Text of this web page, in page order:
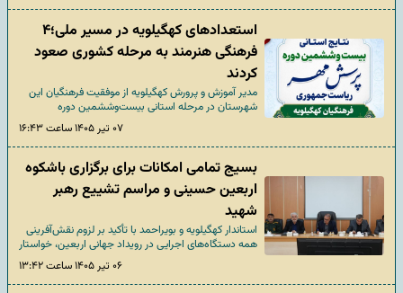
استعدادهای کهگیلویه در مسیر ملی؛۴
فرهنگی هنرمند به مرحله کشوری صعود
کردند
مدیر آموزش و پرورش کهگیلویه از موفقیت فرهنگیان این
شهرستان در مرحله استانی بیست‌وششمین دوره
مسابقات «پرسش مهر ریاست‌جمهوری» و راهیابی چهار
نفر از آنان به مرحله کشوری خبر داد.
۰۷ تیر ۱۴۰۵ ساعت ۱۶:۴۳
بسیج تمامی امکانات برای برگزاری باشکوه
اربعین حسینی و مراسم تشییع رهبر
شهید
استاندار کهگیلویه و بویراحمد با تأکید بر لزوم نقش‌آفرینی
همه دستگاه‌های اجرایی در رویداد جهانی اربعین، خواستار
تجمیع منابع در ستاد پشتیبانی، رفع نقاط ضعف سال
گذشته و برنامه‌ریزی دقیق برای مراسم امسال شد.
۰۶ تیر ۱۴۰۵ ساعت ۱۳:۴۲